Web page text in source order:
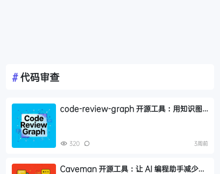
#代码审查
code-review-graph 开源工具：用知识图
320 3周前
Caveman 开源工具：让 AI 编程助手减少